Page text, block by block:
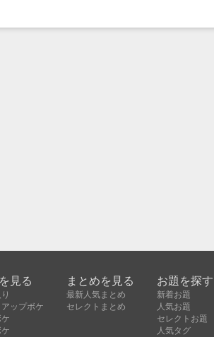
見る
ップボケ
まとめを見る
最新人気まとめ
セレクトまとめ
お題を探す
新着お題
人気お題
セレクトお題
人気タグ